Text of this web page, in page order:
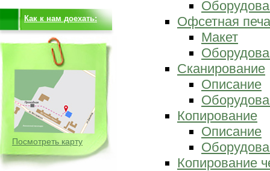
Как к нам доехать:
Посмотреть карту
Офсетная
Макет
Сканирование
Описание
Копирование
Описание
Копирование